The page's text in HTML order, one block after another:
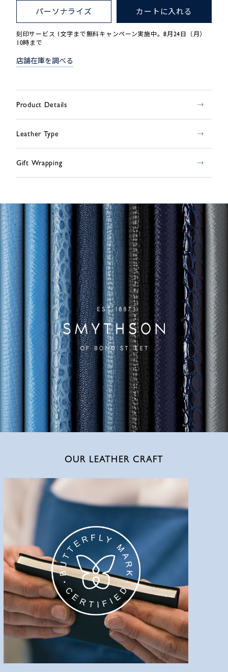
パーソナライズ カートに入れる
刻印サービス 1文字まで無料キャンペーン実施中。8月24日（月）
10時まで
店舗在庫を調べる
Product Details
Leather Type
Gift Wrapping
OUR LEATHER CRAFT